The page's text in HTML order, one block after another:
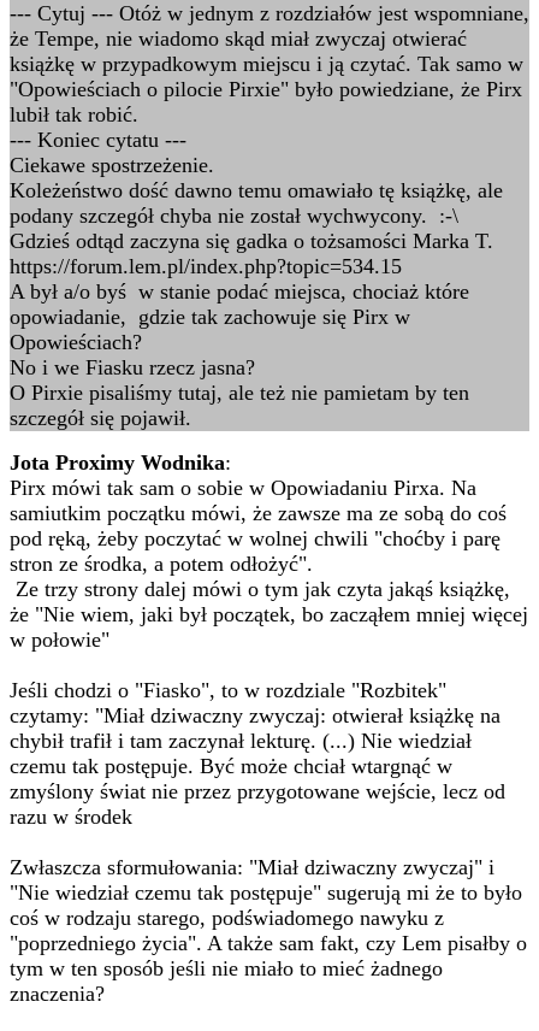
--- Cytuj --- Otóż w jednym z rozdziałów jest wspomniane,
że Tempe, nie wiadomo skąd miał zwyczaj otwierać
książkę w przypadkowym miejscu i ją czytać. Tak samo w
"Opowieściach o pilocie Pirxie" było powiedziane, że Pirx
lubił tak robić.
--- Koniec cytatu ---
Ciekawe spostrzeżenie.
Koleżeństwo dość dawno temu omawiało tę książkę, ale
podany szczegół chyba nie został wychwycony. :-\
Gdzieś odtąd zaczyna się gadka o tożsamości Marka T.
https://forum.lem.pl/index.php?topic=534.15
A był a/o byś w stanie podać miejsca, chociaż które
opowiadanie, gdzie tak zachowuje się Pirx w
Opowieściach?
No i we Fiasku rzecz jasna?
O Pirxie pisaliśmy tutaj, ale też nie pamietam by ten
szczegół się pojawił.
Jota Proximy Wodnika:
Pirx mówi tak sam o sobie w Opowiadaniu Pirxa. Na
samiutkim początku mówi, że zawsze ma ze sobą do coś
pod ręką, żeby poczytać w wolnej chwili "choćby i parę
stron ze środka, a potem odłożyć".
Ze trzy strony dalej mówi o tym jak czyta jakąś książkę,
że "Nie wiem, jaki był początek, bo zacząłem mniej więcej
w połowie"
Jeśli chodzi o "Fiasko", to w rozdziale "Rozbitek"
czytamy: "Miał dziwaczny zwyczaj: otwierał książkę na
chybił trafił i tam zaczynał lekturę. (...) Nie wiedział
czemu tak postępuje. Być może chciał wtargnąć w
zmyślony świat nie przez przygotowane wejście, lecz od
razu w środek
Zwłaszcza sformułowania: "Miał dziwaczny zwyczaj" i
"Nie wiedział czemu tak postępuje" sugerują mi że to było
coś w rodzaju starego, podświadomego nawyku z
"poprzedniego życia". A także sam fakt, czy Lem pisałby o
tym w ten sposób jeśli nie miało to mieć żadnego
znaczenia?